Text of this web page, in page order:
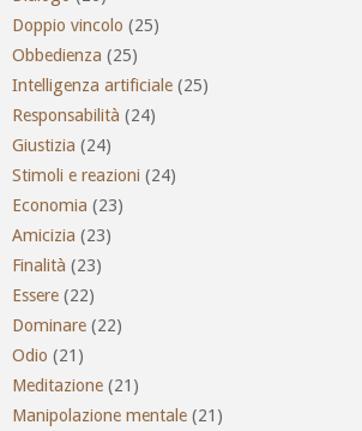
Doppio vincolo (25)
Obbedienza (25)
Intelligenza artificiale (25)
Responsabilità (24)
Giustizia (24)
Stimoli e reazioni (24)
Economia (23)
Amicizia (23)
Finalità (23)
Essere (22)
Dominare (22)
Odio (21)
Meditazione (21)
Manipolazione mentale (21)